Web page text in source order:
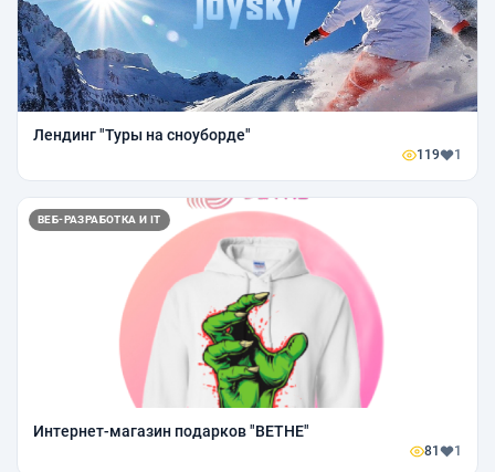
Лендинг "Туры на сноуборде"
119 1
ВЕБ-РАЗРАБОТКА И IT
Интернет-магазин подарков "BETHE"
81 1